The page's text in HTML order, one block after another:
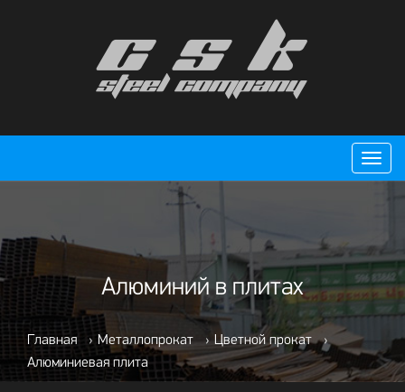
Алюминий в плитах
Главная › Металлопрокат › Цветной прокат
›
Алюминиевая плита